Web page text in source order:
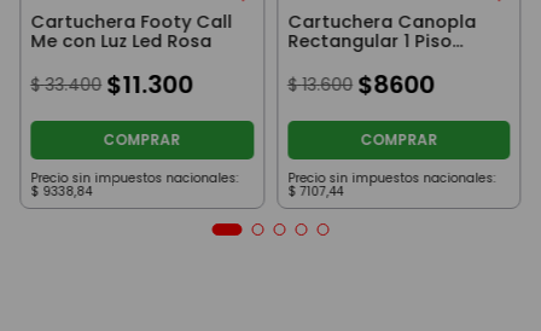
Cartuchera Footy Call
Me con Luz Led Rosa
$ 33.400 $11.300
COMPRAR
Precio sin impuestos nacionales:
$ 9338,84
Cartuchera Canopla
Rectangular 1 Piso
Moana Orignal Disney
$ 13.600 $8600
COMPRAR
Precio sin impuestos nacionales:
$ 7107,44